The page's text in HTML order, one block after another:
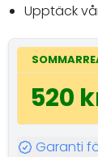
Upptäck
520
Garanti